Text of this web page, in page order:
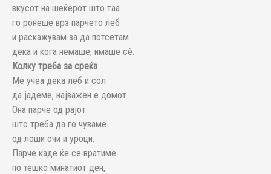
вкусот на шеќерот што таа
го ронеше врз парчето леб
и раскажувам за да потсетам
дека и кога немаше, имаше сè.
Колку треба за среќа
Ме учеа дека леб и сол
да јадеме, најважен е домот.
Она парче од рајот
што треба да го чуваме
од лоши очи и уроци.
Парче каде ќе се вратиме
по тешко минатиот ден,